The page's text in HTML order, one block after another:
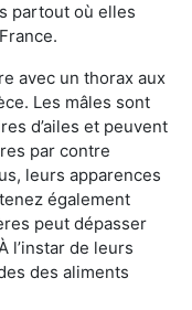
partout où elles
avec un thorax aux
Les mâles sont
d’ailes et peuvent
par contre
leurs apparences
également
peut dépasser
l’instar de leurs
des aliments